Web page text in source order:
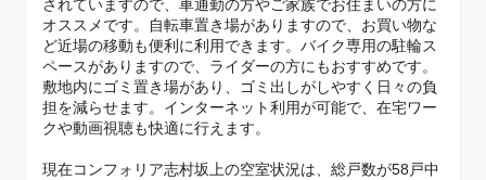
されていますので、車通勤の方やご家族でお住まいの方に
オススメです。自転車置き場がありますので、お買い物な
ど近場の移動も便利に利用できます。バイク専用の駐輪ス
ペースがありますので、ライダーの方にもおすすめです。
敷地内にゴミ置き場があり、ゴミ出しがしやすく日々の負
担を減らせます。インターネット利用が可能で、在宅ワー
クや動画視聴も快適に行えます。
現在コンフォリア志村坂上の空室状況は、総戸数が58戸中